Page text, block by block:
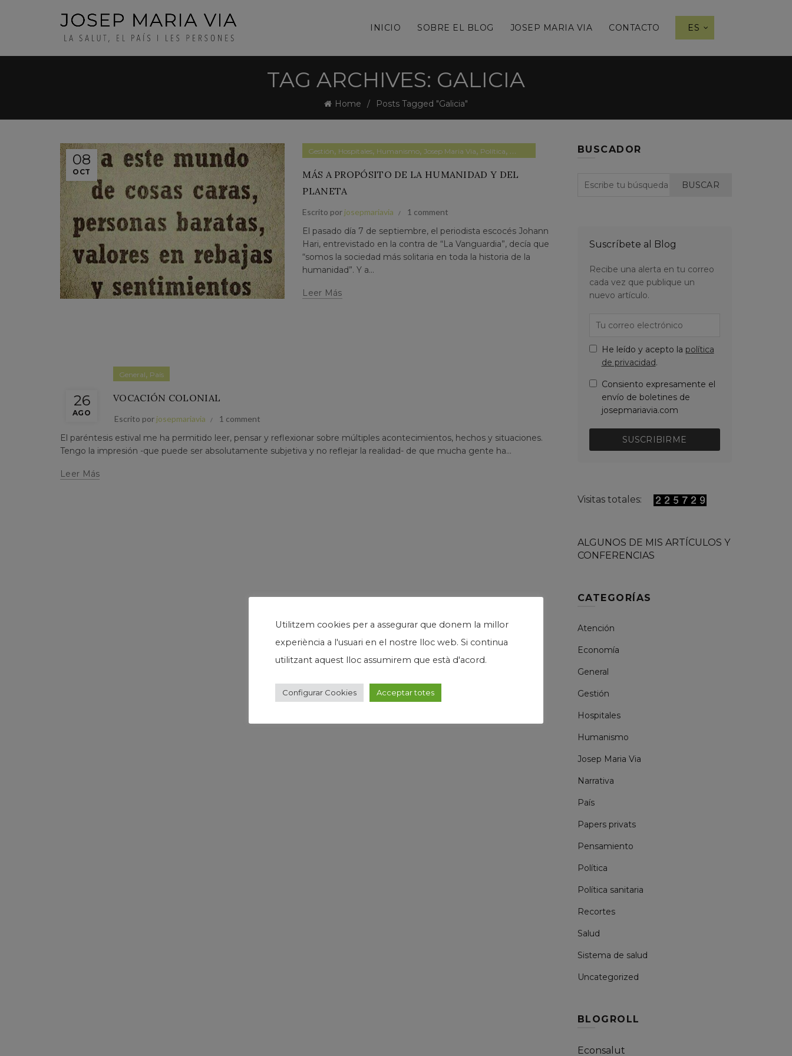
INICIO SOBRE EL BLOG JOSEP MARIA VIA CONTACTO ES
TAG ARCHIVES: GALICIA
Home Posts Tagged "Galicia"
08
OCT
Gestión, Hospitales, Humanismo,Josep Maria Via, Política, Salud Sistema de salud
MÁS A PROPÓSITO DE LA HUMANIDAD Y DEL
PLANETA
Escrito por josepmariavia 1 comment
El pasado día 7 de septiembre, el periodista escocés Johann
Hari, entrevistado en la contra de “La Vanguardia”, decía que
“somos la sociedad más solitaria en toda la historia de la
humanidad”. Y a...
Leer Más
26
AGO
General, País
VOCACIÓN COLONIAL
Escrito por josepmariavia 1 comment
El paréntesis estival me ha permitido leer, pensar y reflexionar sobre múltiples acontecimientos, hechos y situaciones.
Tengo la impresión -que puede ser absolutamente subjetiva y no reflejar la realidad- de que mucha gente ha...
Leer Más
BUSCADOR
BUSCAR
Suscríbete al Blog
Recibe una alerta en tu correo
cada vez que publique un
nuevo artículo.
He leído y acepto la política
de privacidad.
Consiento expresamente el
envío de boletines de
josepmariavia.com
SUSCRIBIRME
Visitas totales:
ALGUNOS DE MIS ARTÍCULOS Y
CONFERENCIAS
CATEGORÍAS
Atención
Economía
General
Gestión
Hospitales
Humanismo
Josep Maria Via
Narrativa
País
Papers privats
Pensamiento
Política
Política sanitaria
Recortes
Salud
Sistema de salud
Uncategorized
BLOGROLL
Econsalut
Utilitzem cookies per a assegurar que donem la millor
experiència a l'usuari en el nostre lloc web. Si continua
utilitzant aquest lloc assumirem que està d'acord.
Configurar Cookies Acceptar totes